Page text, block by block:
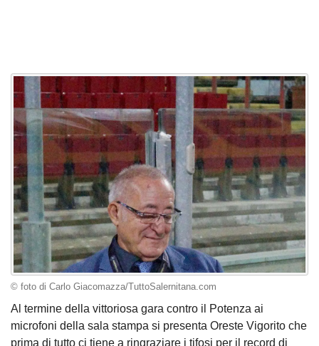
© foto di Carlo Giacomazza/TuttoSalernitana.com
Al termine della vittoriosa gara contro il Potenza ai
microfoni della sala stampa si presenta Oreste Vigorito che
prima di tutto ci tiene a ringraziare i tifosi per il record di